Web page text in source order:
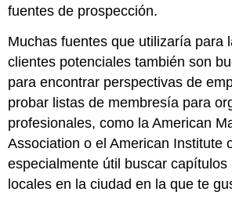
fuentes de prospección.
Muchas fuentes que utilizaría para
clientes potenciales también son
para encontrar perspectivas de
probar listas de membresía para
profesionales, como la American
Association o el American Institute
especialmente útil buscar
locales en la ciudad en la que te